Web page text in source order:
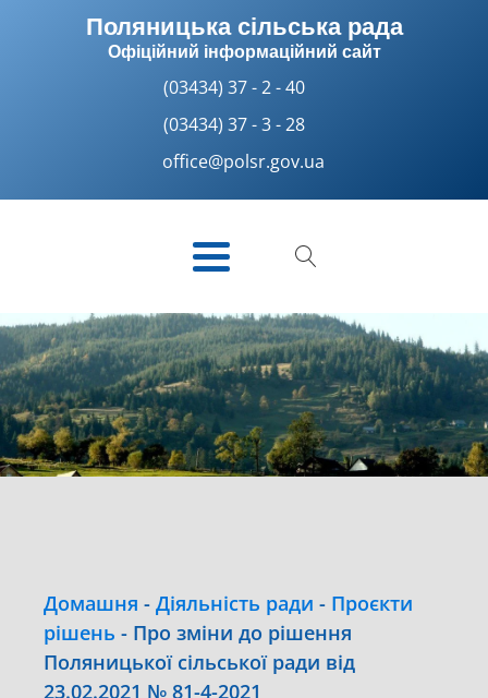
Поляницька сільська рада
Офіційний інформаційний сайт
(03434) 37 - 2 - 40
(03434) 37 - 3 - 28
office@polsr.gov.ua
Домашня - Діяльність ради - Проєкти
рішень - Про зміни до рішення
Поляницької сільської ради від
23.02.2021 № 81-4-2021